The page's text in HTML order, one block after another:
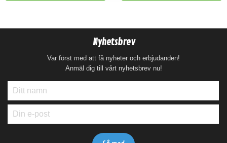
Nyhetsbrev
Var först med att få nyheter och erbjudanden!
Anmäl dig till vårt nyhetsbrev nu!